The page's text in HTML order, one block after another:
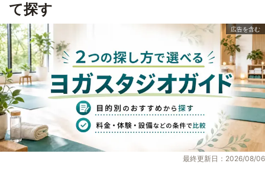
て探す
最終更新日：2026/08/06